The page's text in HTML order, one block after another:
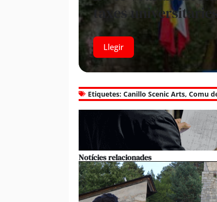
taxes
Llegir
Etiquetes: Canillo Scenic Arts, Comu
Notícies relacionades